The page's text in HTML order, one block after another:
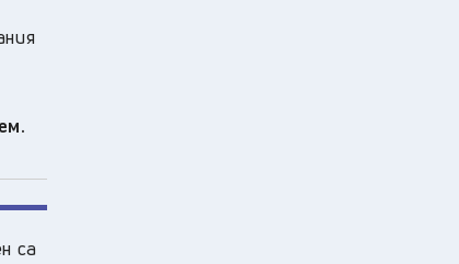
са